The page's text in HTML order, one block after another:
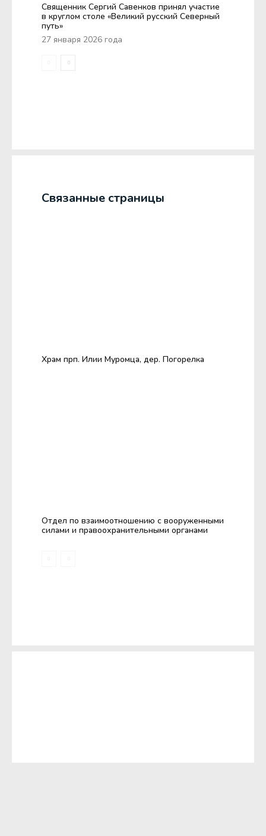
Священник Сергий Савенков принял участие
в круглом столе «Великий русский Северный
путь»
27 января 2026 года
Связанные страницы
Храм прп. Илии Муромца, дер. Погорелка
Отдел по взаимоотношению с вооруженными
силами и правоохранительными органами